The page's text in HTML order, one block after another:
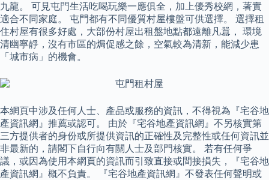
九龍。 可見屯門生活吃喝玩樂一應俱全，加上優秀校網，著實
適合不同家庭。 屯門都有不同優質村屋樓盤可供選擇。 選擇租
住村屋有很多好處，大部份村屋出租盤地點都遠離凡囂， 環境
清幽寧靜，沒有市區的焗促感之餘，空氣較為清新，能減少患
「城市病」的機會。
本網頁中涉及任何人士、產品或服務的資訊，不得視為『宅谷地
產資訊網』推薦或認可。 由於『宅谷地產資訊網』不另核實第
三方提供者的身份或所提供資訊的正確性及完整性或任何資訊並
非最新的，請閣下自行向有關人士及部門核實。 若有任何爭
議，或因為使用本網頁的資訊而引致直接或間接損失，『宅谷地
產資訊網』概不負責。 『宅谷地產資訊網』不發表任何聲明或